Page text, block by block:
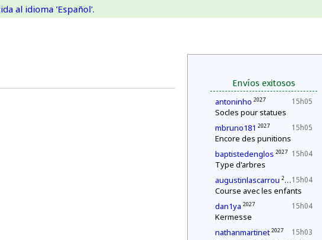
al idioma 'Español'.
Envíos exitosos
15h05
antoninho 2027
Socles pour statues
15h05
mbruno181 2027
Encore des punitions
15h04
baptistedenglos 2027
Type d'arbres
15h04
augustinlascarrou 2027
Course avec les enfants
15h04
dan1ya 2027
Kermesse
15h03
nathanmartinet 2027